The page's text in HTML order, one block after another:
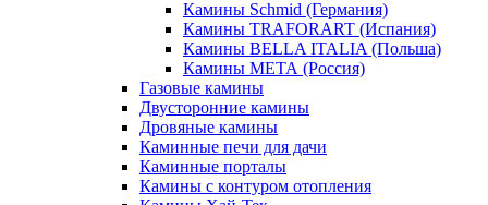
Камины Schmid (Германия)
Камины TRAFORART (Испания)
Камины BELLA ITALIA (Польша)
Камины МЕТА (Россия)
Газовые камины
Двусторонние камины
Дровяные камины
Каминные печи для дачи
Каминные порталы
Камины с контуром отопления